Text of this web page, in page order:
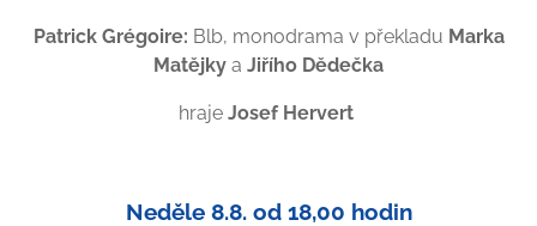
Patrick Grégoire: Blb, monodrama v překladu Marka
Matějky a Jiřího Dědečka
hraje Josef Hervert
Neděle 8.8. od 18,00 hodin